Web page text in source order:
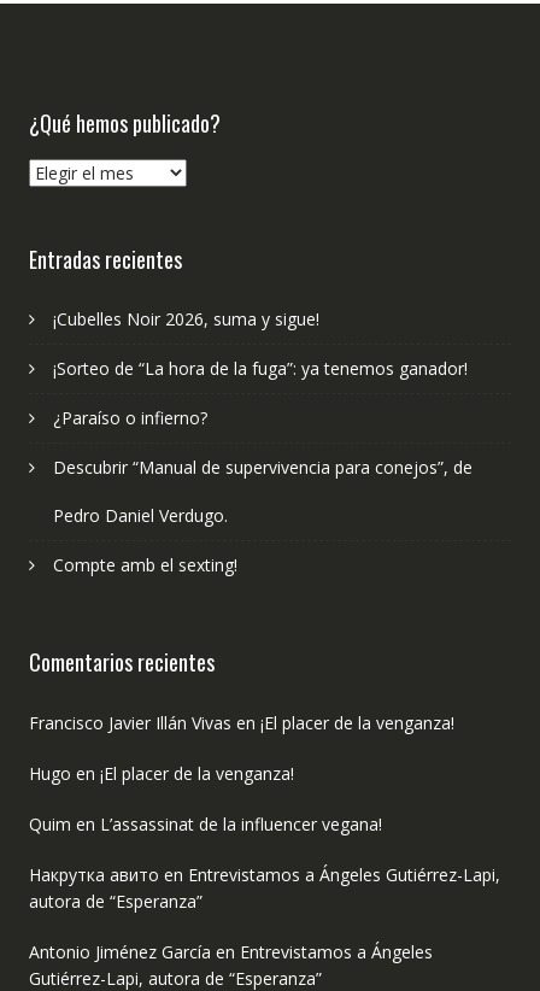
¿Qué hemos publicado?
¿Qué
Entradas recientes
¡Cubelles Noir 2026, suma y sigue!
¡Sorteo de “La hora de la fuga”: ya tenemos ganador!
¿Paraíso o infierno?
Descubrir “Manual de supervivencia para conejos”, de
Pedro Daniel Verdugo.
Compte amb el sexting!
Comentarios recientes
Francisco Javier Illán Vivas en ¡El placer de la venganza!
Hugo en ¡El placer de la venganza!
Quim en L’assassinat de la influencer vegana!
Накрутка авито en Entrevistamos a Ángeles Gutiérrez-Lapi,
autora de “Esperanza”
Antonio Jiménez García en Entrevistamos a Ángeles
Gutiérrez-Lapi, autora de “Esperanza”